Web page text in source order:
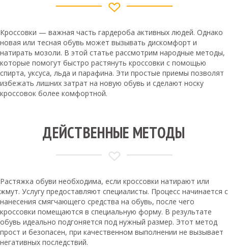
Кроссовки — важная часть гардероба активных людей. Однако
новая или тесная обувь может вызывать дискомфорт и
натирать мозоли. В этой статье рассмотрим народные методы,
которые помогут быстро растянуть кроссовки с помощью
спирта, уксуса, льда и парафина. Эти простые приемы позволят
избежать лишних затрат на новую обувь и сделают носку
кроссовок более комфортной.
ДЕЙСТВЕННЫЕ МЕТОДЫ
Растяжка обуви необходима, если кроссовки натирают или
жмут. Услугу предоставляют специалисты. Процесс начинается с
нанесения смягчающего средства на обувь, после чего
кроссовки помещаются в специальную форму. В результате
обувь идеально подгоняется под нужный размер. Этот метод
прост и безопасен, при качественном выполнении не вызывает
негативных последствий.